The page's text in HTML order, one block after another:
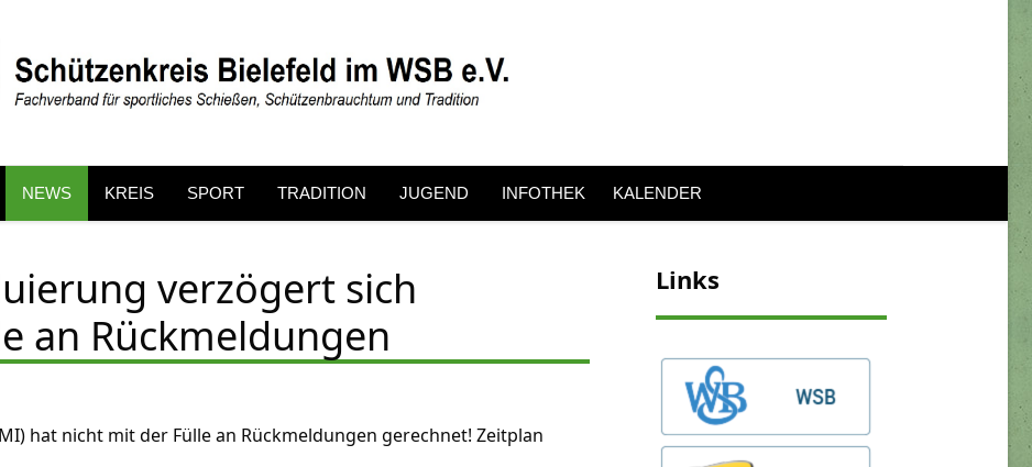
NEWS KREIS SPORT TRADITION JUGEND INFOTHEK KALENDER
verzögert sich
an Rückmeldungen
hat nicht mit der Fülle an Rückmeldungen gerechnet! Zeitplan
Links